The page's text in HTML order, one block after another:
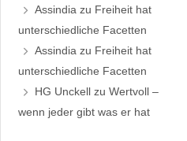
Assindia zu Freiheit hat
unterschiedliche Facetten
Assindia zu Freiheit hat
unterschiedliche Facetten
HG Unckell zuWertvoll –
wenn jeder gibt was er hat